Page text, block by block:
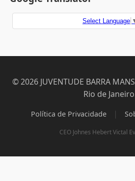
Select Language
© 2026 JUVENTUDE BARRA
Rio de
Política de Privacidade |
CEO Johnes Hebert Victal